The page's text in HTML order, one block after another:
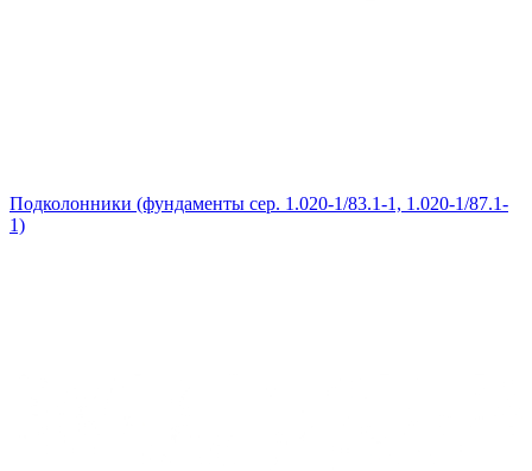
Подколонники (фундаменты сер. 1.020-1/83.1-1, 1.020-1/87.1-
1)